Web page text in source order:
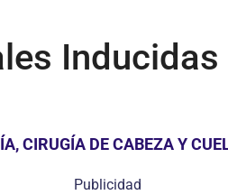
CIRUGÍA DE CABEZA Y
Publicidad